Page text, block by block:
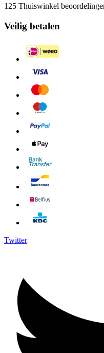
125 Thuiswinkel
Veilig betalen
Twitter